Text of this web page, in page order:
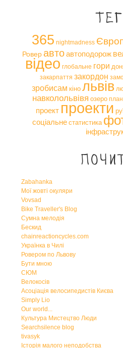
365 nightmadness
Роверавтоавтоподорож
відео глобальне гори
закарпаття закордон
зробисам кіно львів
навколольвівя озеро
проект проекти
соціальне статистика
Zabahanka
Мої жовті окуляри
Vovsad
Bike Traveller's Blog
Сумна мелодія
Бескид
chainreactioncycles.com
Українка в Чилі
Ровером по Львову
Бути мною
СЮМ
Велокосів
Асоціація велосипедистів Києва
Simply Lio
Our world...
Культура Мистецтво Люди
Searchsilence blog
tivasyk
Історія малого неподобства